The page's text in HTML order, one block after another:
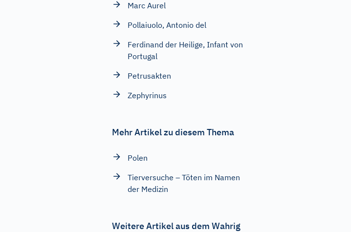
Marc Aurel
Pollaiuolo, Antonio del
Ferdinand der Heilige, Infant von
Portugal
Petrusakten
Zephyrinus
Mehr Artikel zu diesem Thema
Polen
Tierversuche – Töten im Namen
der Medizin
Weitere Artikel aus dem Wahrig